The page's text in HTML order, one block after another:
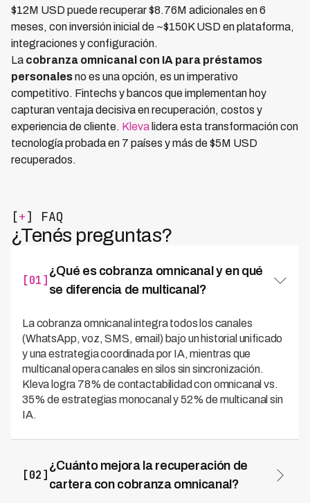
$12M USD puede recuperar $8.76M adicionales en 6
meses, con inversión inicial de ~$150K USD en plataforma,
integraciones y configuración.
La cobranza omnicanal con IA para préstamos
personalesno es una opción, es un imperativo
competitivo. Fintechs y bancos que implementan hoy
capturan ventaja decisiva en recuperación, costos y
experiencia de cliente. Kleva lidera esta transformación con
tecnología probada en 7 países y más de $5M USD
recuperados.
[+] FAQ
¿Tenés preguntas?
[01]
¿Qué es cobranza omnicanal y en qué
se diferencia de multicanal?
La cobranza omnicanal integra todos los canales
(WhatsApp, voz, SMS, email) bajo un historial unificado
y una estrategia coordinada por IA, mientras que
multicanal opera canales en silos sin sincronización.
Kleva logra 78% de contactabilidad con omnicanal vs.
35% de estrategias monocanal y 52% de multicanal sin
IA.
[02]
¿Cuánto mejora la recuperación de
cartera con cobranza omnicanal?